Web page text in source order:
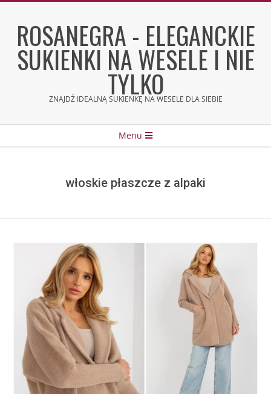
contentROSANEGRA - ELEGANCKIE
SUKIENKI NA WESELE I NIE
TYLKO
ZNAJDŹ IDEALNĄ SUKIENKĘ NA WESELE DLA SIEBIE
Menu
włoskie płaszcze z alpaki